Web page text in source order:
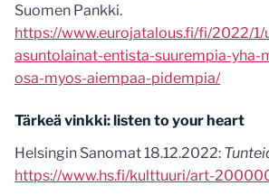
Suomen Pankki.
https://www.eurojatalous.fi/fi/2022/1/
asuntolainat-entista-suurempia-yha-
osa-myos-aiempaa-pidempia/
Tärkeä vinkki: listen to your heart
Helsingin Sanomat 18.12.2022:
https://www.hs.fi/kulttuuri/art-